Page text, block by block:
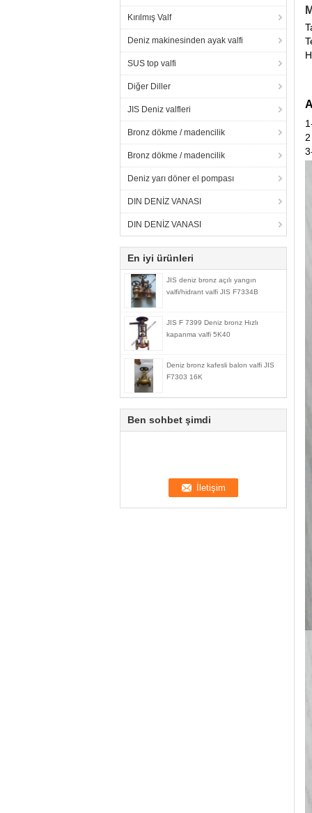
Kırılmış Valf
Deniz makinesinden ayak valfi
SUS top valfi
Diğer Diller
JIS Deniz valfleri
Bronz dökme / madencilik
Bronz dökme / madencilik
Deniz yarı döner el pompası
DIN DENİZ VANASI
DIN DENİZ VANASI
En iyi ürünleri
JIS deniz bronz açılı yangın
valfi/hidrant valfi JIS F7334B
JIS F 7399 Deniz bronz Hızlı
kapanma valfi 5K40
Deniz bronz kafesli balon valfi JIS
F7303 16K
Ben sohbet şimdi